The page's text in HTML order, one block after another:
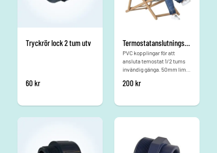
Tryckrör lock 2 tum utv
60 kr
Termostatanslutnings-kit
PVC kopplingar för att
ansluta temostat 1/2 tums
invändig gänga. 50mm lim
200 kr